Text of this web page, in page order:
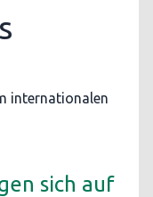
internationalen
sich auf